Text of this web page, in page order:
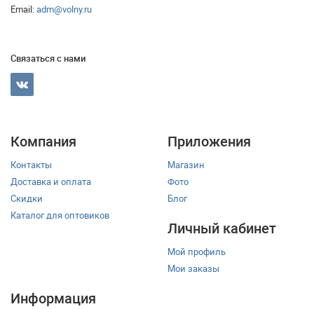
Email:adm@volny.ru
Связаться с нами
Компания
Контакты
Доставка и оплата
Скидки
Каталог для оптовиков
Приложения
Магазин
Фото
Блог
Личный кабинет
Мой профиль
Мои заказы
Информация